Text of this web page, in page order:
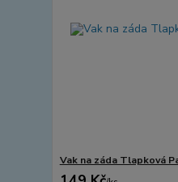
Vak na záda Tlapková